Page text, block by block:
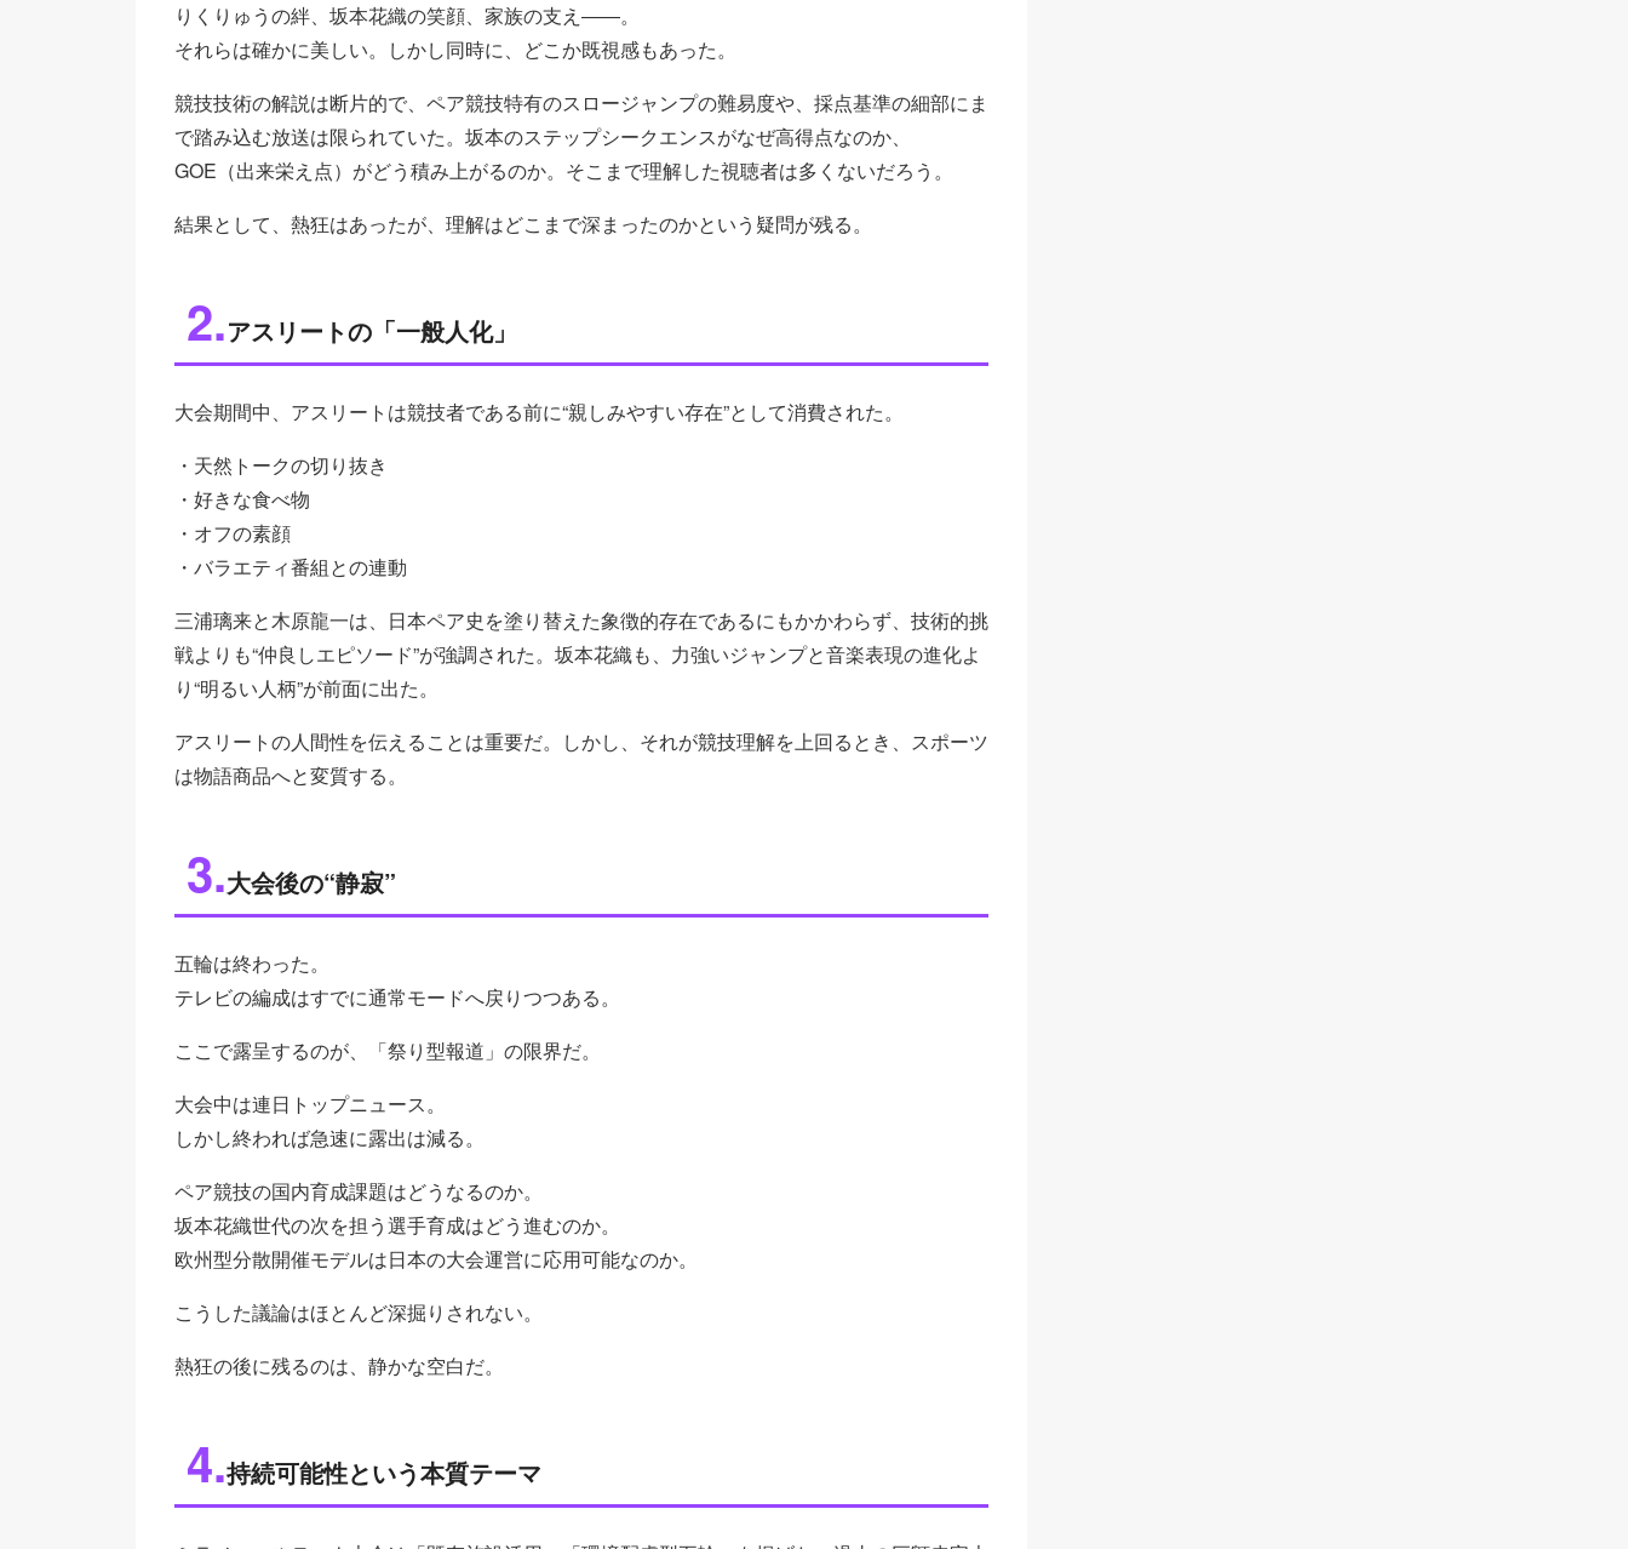
りくりゅうの絆、坂本花織の笑顔、家族の支え――。
それらは確かに美しい。しかし同時に、どこか既視感もあった。
競技技術の解説は断片的で、ペア競技特有のスロージャンプの難易度や、採点基準の細部にま
で踏み込む放送は限られていた。坂本のステップシークエンスがなぜ高得点なのか、
GOE（出来栄え点）がどう積み上がるのか。そこまで理解した視聴者は多くないだろう。
結果として、熱狂はあったが、理解はどこまで深まったのかという疑問が残る。
2.アスリートの「一般人化」
大会期間中、アスリートは競技者である前に“親しみやすい存在”として消費された。
・天然トークの切り抜き
・好きな食べ物
・オフの素顔
・バラエティ番組との連動
三浦璃来と木原龍一は、日本ペア史を塗り替えた象徴的存在であるにもかかわらず、技術的挑
戦よりも“仲良しエピソード”が強調された。坂本花織も、力強いジャンプと音楽表現の進化よ
り“明るい人柄”が前面に出た。
アスリートの人間性を伝えることは重要だ。しかし、それが競技理解を上回るとき、スポーツ
は物語商品へと変質する。
3.大会後の“静寂”
五輪は終わった。
テレビの編成はすでに通常モードへ戻りつつある。
ここで露呈するのが、「祭り型報道」の限界だ。
大会中は連日トップニュース。
しかし終われば急速に露出は減る。
ペア競技の国内育成課題はどうなるのか。
坂本花織世代の次を担う選手育成はどう進むのか。
欧州型分散開催モデルは日本の大会運営に応用可能なのか。
こうした議論はほとんど深掘りされない。
熱狂の後に残るのは、静かな空白だ。
4.持続可能性という本質テーマ